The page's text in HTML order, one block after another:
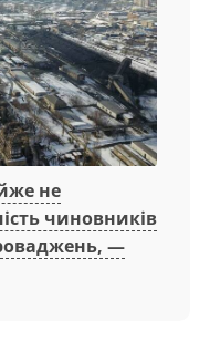
не
чиновників
—